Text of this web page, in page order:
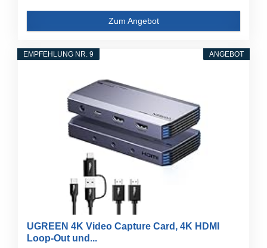
Zum Angebot
ANGEBOT
EMPFEHLUNG NR. 9
UGREEN 4K Video Capture Card, 4K HDMI
Loop-Out und...